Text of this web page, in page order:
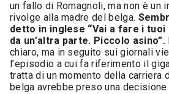
un fallo di Romagnoli, ma non è
rivolge alla madre del belga.
detto in inglese “Vai a fare i
da un’altra parte. Piccolo asino”.
chiaro, ma in seguito sui giornali
l’episodio a cui fa riferimento il
tratta di un momento della carriera
belga avrebbe preso una